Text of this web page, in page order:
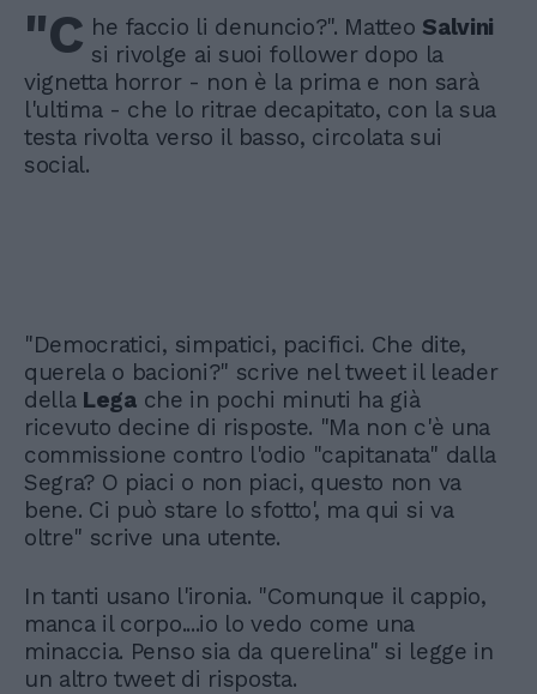
"C he faccio li denuncio?". Matteo Salvini
si rivolge ai suoi follower dopo la
vignetta horror - non è la prima e non sarà
l'ultima - che lo ritrae decapitato, con la sua
testa rivolta verso il basso, circolata sui
social.
"Democratici, simpatici, pacifici. Che dite,
querela o bacioni?" scrive nel tweet il leader
della Legache in pochi minuti ha già
ricevuto decine di risposte. "Ma non c'è una
commissione contro l'odio "capitanata" dalla
Segra? O piaci o non piaci, questo non va
bene. Ci può stare lo sfotto', ma qui si va
oltre" scrive una utente.
In tanti usano l'ironia. "Comunque il cappio,
manca il corpo....io lo vedo come una
minaccia. Penso sia da querelina" si legge in
un altro tweet di risposta.